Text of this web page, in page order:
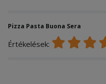
Pizza Pasta Buona Sera
Értékelések: